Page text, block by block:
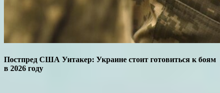
Постпред США Уитакер: Украине стоит готовиться к боям
в 2026 году